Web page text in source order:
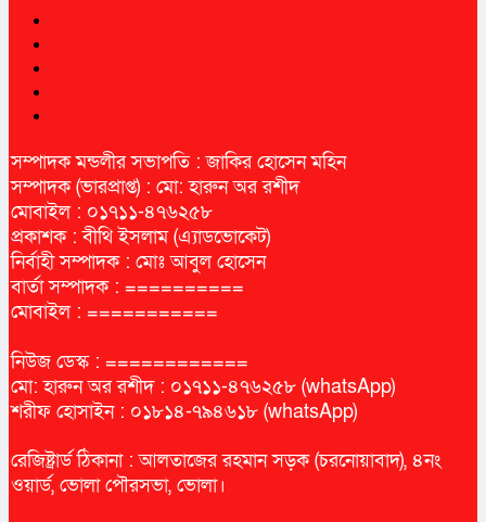
সম্পাদক মন্ডলীর সভাপতি : জাকির হোসেন মহিন
সম্পাদক (ভারপ্রাপ্ত) : মো: হারুন অর রশীদ
মোবাইল : ০১৭১১-৪৭৬২৫৮
প্রকাশক : বীথি ইসলাম (এ্যাডভোকেট)
নির্বাহী সম্পাদক : মোঃ আবুল হোসেন
বার্তা সম্পাদক : ==========
মোবাইল : ===========
নিউজ ডেস্ক : ============
মো: হারুন অর রশীদ : ০১৭১১-৪৭৬২৫৮ (whatsApp)
শরীফ হোসাইন : ০১৮১৪-৭৯৪৬১৮ (whatsApp)
রেজিষ্ট্রার্ড ঠিকানা : আলতাজের রহমান সড়ক (চরনোয়াবাদ), ৪নং
ওয়ার্ড, ভোলা পৌরসভা, ভোলা।